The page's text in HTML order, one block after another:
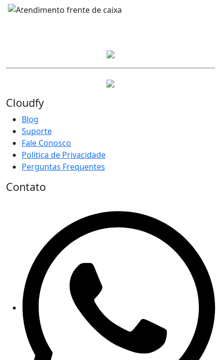
Previous
Cloudfy
Blog
Suporte
Fale Conosco
Politica de Privacidade
Perguntas Frequentes
Contato